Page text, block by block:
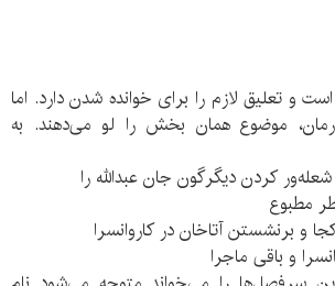
و تعلیق لازم را برای خوانده شدن دارد. اما
موضوع همان بخش را لو می‌دهند. به
کردن دیگرگون جان عبدالله را
مطبوع
و برنشستن آتاخان در کاروانسرا
و باقی ماجرا